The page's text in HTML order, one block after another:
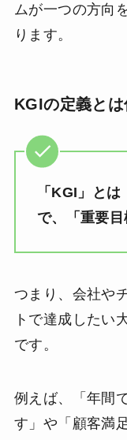
ムが一つの方向
ります。
KGIの定義とは
「KGI」と
で、「重要目
つまり、会社や
トで達成したい
です。
例えば、「年間
す」や「顧客満